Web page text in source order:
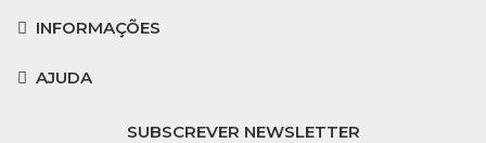
INFORMAÇÕES
AJUDA
SUBSCREVER NEWSLETTER